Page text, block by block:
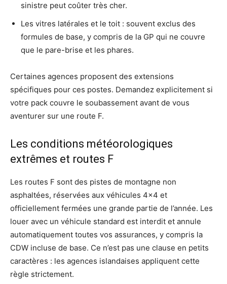
sinistre peut coûter très cher.
Les vitres latérales et le toit : souvent exclus des
formules de base, y compris de la GP qui ne couvre
que le pare-brise et les phares.
Certaines agences proposent des extensions
spécifiques pour ces postes. Demandez explicitement si
votre pack couvre le soubassement avant de vous
aventurer sur une route F.
Les conditions météorologiques
extrêmes et routes F
Les routes F sont des pistes de montagne non
asphaltées, réservées aux véhicules 4×4 et
officiellement fermées une grande partie de l’année. Les
louer avec un véhicule standard est interdit et annule
automatiquement toutes vos assurances, y compris la
CDW incluse de base. Ce n’est pas une clause en petits
caractères : les agences islandaises appliquent cette
règle strictement.